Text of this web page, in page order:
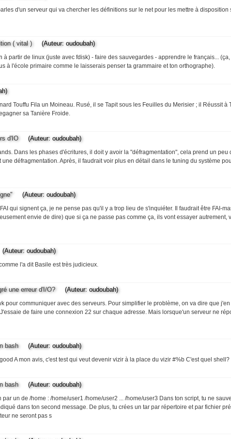
d'un serveur qui va chercher les définitions sur le net pour les mettre à
( vital ) (Auteur: oudoubah)
à partir de linux (juste avec fdisk) - faire des sauvegardes - apprendre le français...
à l'école primaire comme le laisserais penser ta grammaire et ton orthographe).
Touffu Fila un Moineau. Rusé, il se Tapit sous les Feuilles du Merisier ; il Réussit à
sa Tanière Froide.
d'IO(Auteur: oudoubah)
Dans les phases d'écritures, il doit y avoir la "défragmentation", cela prend un peu
défragmentation. Après, il faudrait voir plus en détail dans le tuning du système
(Auteur: oudoubah)
qui signent ça, je ne pense pas qu'il y a trop lieu de s'inquiéter. Il faudrait être FAI-
envie de dire) que si ça ne passe pas comme ça, ils vont essayer autrement,
oudoubah)
l'a dit Basile est très judicieux.
une erreur d'I/O?(Auteur: oudoubah)
pour communiquer avec des serveurs. Pour simplifier le problème, on va dire que
de faire une connexion 22 sur chaque adresse. Mais lorsque'un serveur ne
bash (Auteur: oudoubah)
A mon avis, c'est test qui veut devenir vizir à la place du vizir #%b C'est quel
bash (Auteur: oudoubah)
un de /home : /home/user1 /home/user2 ... /home/user3 Dans ton script, tu ne
dans ton second message. De plus, tu crées un tar par répertoire et par fichier
ne seront pas s